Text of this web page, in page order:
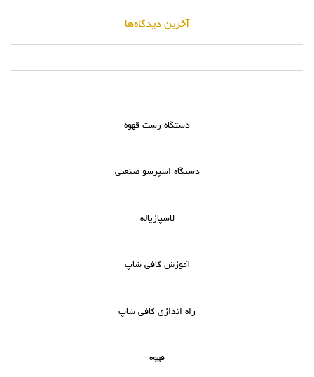
آخرین دیدگاه‌ها
دستگاه رست قهوه
دستگاه اسپرسو صنعتی
لاسپازیاله
آموزش کافی شاپ
راه اندازی کافی شاپ
قهوه